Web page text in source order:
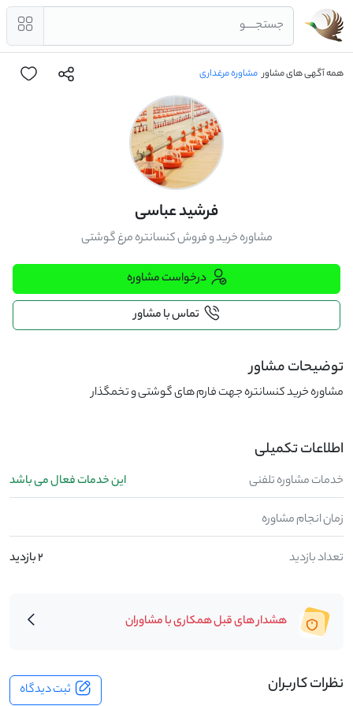
جستجــــو
همه آگهی های مشاور مشاوره مرغداری
فرشید عباسی
مشاوره خرید و فروش کنسانتره مرغ گوشتی
درخواست مشاوره
تماس با مشاور
اطلاعات تکمیلی
خدمات مشاوره تلفنی این خدمات فعال می باشد
زمان انجام مشاوره
تعداد بازدید 2 بازدید
هشدار های قبل همکاری با مشاوران
توضیحات مشاور
مشاوره خرید کنسانتره جهت فارم های گوشتی و تخمگذار
نظرات کاربران ثبت دیدگاه